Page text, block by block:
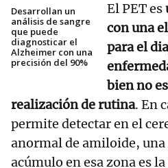
Desarrollan un
análisis de sangre
que puede
diagnosticar el
Alzheimer con una
precisión del 90%
El PET es
con una
para el
bien no
realización de rutina. En
permite detectar en el
anormal de amiloide,
acúmulo en esa zona es